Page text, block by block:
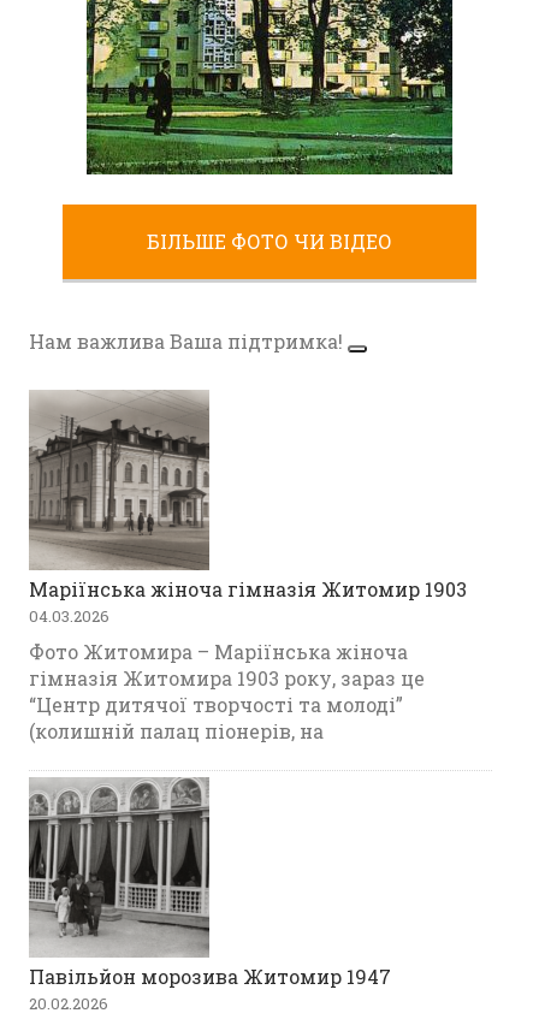
(ФОТОЛИСТІВКА 80-Х)
БІЛЬШЕ ФОТО ЧИ ВІДЕО
Нам важлива Ваша підтримка!
Маріїнська жіноча гімназія Житомир 1903
04.03.2026
Фото Житомира – Маріїнська жіноча
гімназія Житомира 1903 року, зараз це
“Центр дитячої творчості та молоді”
(колишній палац піонерів, на
Павільйон морозива Житомир 1947
20.02.2026